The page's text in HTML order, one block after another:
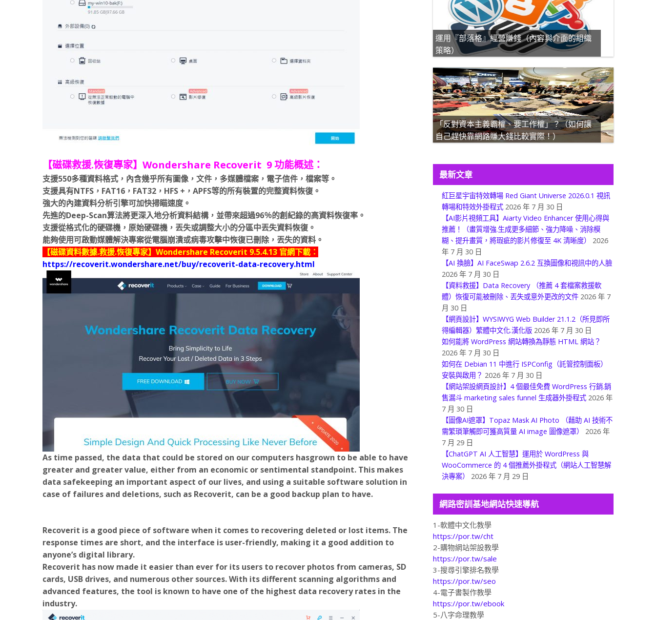
【磁碟救援.恢復專家】Wondershare Recoverit 9 功能概述：
支援550多種資料格式，內含幾乎所有圖像，文件，多媒體檔案，電子信件，檔案等。
支援具有NTFS，FAT16，FAT32，HFS +，APFS等的所有裝置的完整資料恢復。
強大的內建資料分析引擎可加快掃瞄速度。
先進的Deep-Scan算法將更深入地分析資料結構，並帶來超過96％的創紀錄的高資料恢復率。
支援從格式化的硬碟機，原始硬碟機，丟失或調整大小的分區中丟失資料恢復。
能夠使用可啟動媒體解決專案從電腦崩潰或病毒攻擊中恢復已刪除，丟失的資料。
【磁碟資料數據.救援.恢復專家】Wondershare Recoverit 9.5.4.13 官網下載：
https://recoverit.wondershare.net/buy/recoverit-data-recovery.html
As time passed, the data that could be stored on our computers hasgrown to be able to have
greater and greater value, either from an economic or sentimental standpoint. This makes
data safekeeping an important aspect of our lives, and using a suitable software solution in
case of failures and deletions, such as Recoverit, can be a good backup plan to have.
Recoverit is a good piece of software when it comes to recovering deleted or lost items. The
response times are short, and the interface is user-friendly, making it a good addition to
anyone’s digital library.
Recoverit has now made it easier than ever for its users to recover photos from cameras, SD
cards, USB drives, and numerous other sources. With its different scanning algorithms and
advanced features, the tool is known to have one of the highest data recovery rates in the
industry.
運用『部落格』經營賺錢（內容與介面的組織
策略）
「反對資本主義霸權、要工作權」？（如何讓
自己趕快靠網路賺大錢比較實際！）
最新文章
紅巨星宇宙特效轉場 Red Giant Universe 2026.0.1 視訊
轉場和特效外掛程式 2026 年 7 月 30 日
【AI影片視頻工具】Aiarty Video Enhancer 使用心得與
推薦！（畫質增強.生成更多細節、強力降噪、消除模
糊、提升畫質，將瑕疵的影片修復至 4K 清晰度）
2026
年 7 月 30 日
【AI 換臉】AI FaceSwap 2.6.2 互換圖像和視訊中的人臉
2026 年 7 月 30 日
【資料救援】Data Recovery （推薦 4 套檔案救援軟
體）恢復可能被刪除、丟失或意外更改的文件 2026 年 7
月 30 日
【網頁設計】WYSIWYG Web Builder 21.1.2（所見即所
得編輯器）繁體中文化.漢化版 2026 年 7 月 30 日
如何能將 WordPress 網站轉換為靜態 HTML 網站？
2026 年 7 月 30 日
如何在 Debian 11 中進行 ISPConfig（託管控制面板）
安裝與啟用？ 2026 年 7 月 30 日
【網站架設網頁設計】4 個最佳免費 WordPress 行銷.銷
售漏斗 marketing sales funnel 生成器外掛程式 2026 年
7 月 30 日
【圖像AI遮罩】Topaz Mask AI Photo （藉助 AI 技術不
需繁瑣筆觸即可獲高質量 AI image 圖像遮罩）
2026 年
7 月 29 日
【ChatGPT AI 人工智慧】運用於 WordPress 與
WooCommerce 的 4 個推薦外掛程式（網站人工智慧解
決專案）
2026 年 7 月 29 日
網路密訓基地網站快速導航
1-軟體中文化教學
https://por.tw/cht
2-購物網站架設教學
https://por.tw/sale
3-搜尋引擎排名教學
https://por.tw/seo
4-電子書製作教學
https://por.tw/ebook
5-八字命理教學